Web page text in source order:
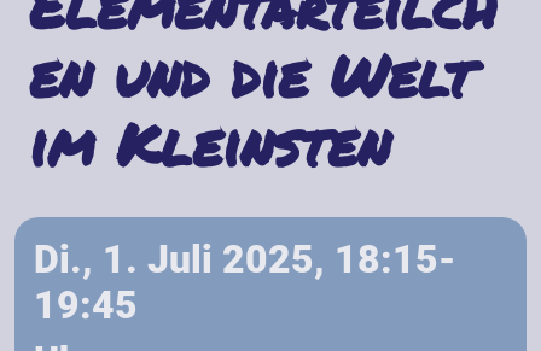
en und die Welt
im Kleinsten
Di., 1. Juli 2025, 18:15-
19:45